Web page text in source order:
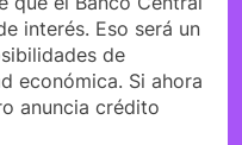
interés. Eso será un
de
económica. Si ahora
anuncia crédito